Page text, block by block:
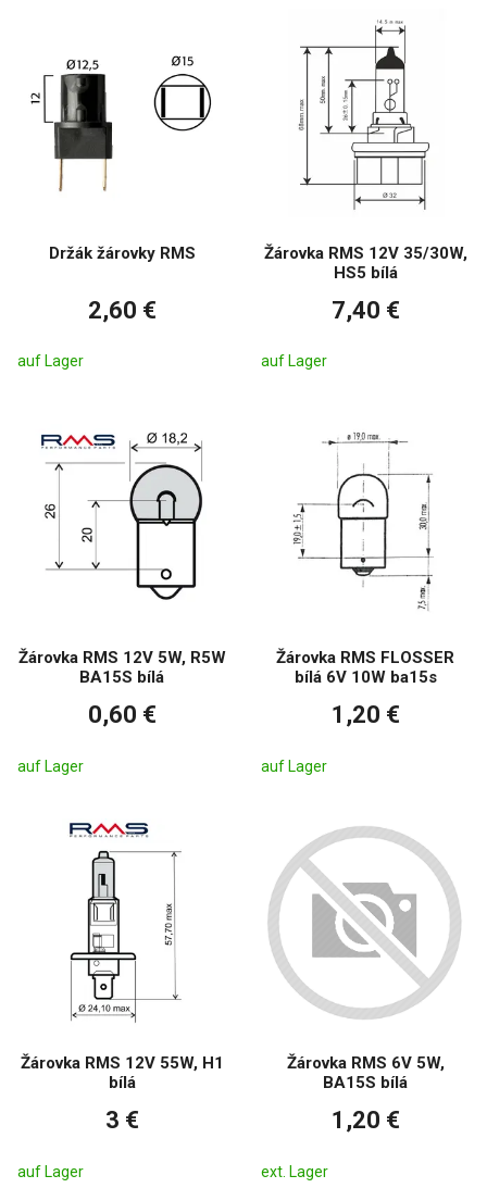
Držák žárovky RMS
2,60 €
auf Lager
Žárovka RMS 12V 35/30W,
HS5 bílá
7,40 €
auf Lager
Žárovka RMS 12V 5W, R5W
BA15S bílá
0,60 €
auf Lager
Žárovka RMS FLOSSER
bílá 6V 10W ba15s
1,20 €
auf Lager
Žárovka RMS 12V 55W, H1
bílá
3 €
auf Lager
Žárovka RMS 6V 5W,
BA15S bílá
1,20 €
ext. Lager